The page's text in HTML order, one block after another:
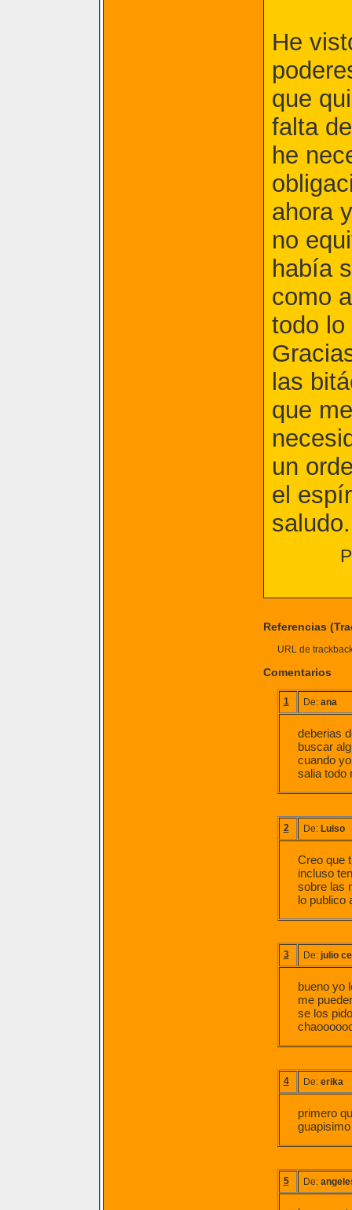
He
que
falta
he
ahora
no
había
como
todo lo
las
que
un
el
saludo.
Referencias
URL de
Comentarios
1 De: ana
deberias
buscar
cuando
salia todo
2 De: Luiso
Creo que
incluso
sobre las
lo publico
3 De: julio
bueno yo
me
se los
4 De: erika
primero
5 De: